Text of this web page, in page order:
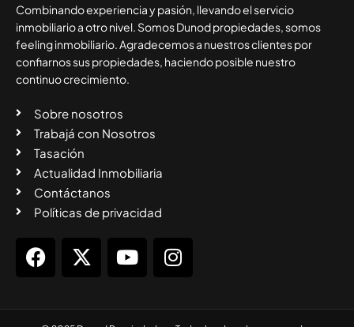
Combinando experiencia y pasión, llevando el servicio
inmobiliario a otro nivel. Somos Dunod propiedades, somos
feeling inmobiliario. Agradecemos a nuestros clientes por
confiarnos sus propiedades, haciendo posible nuestro
continuo crecimiento.
Sobre nosotros
Trabajá con Nosotros
Tasación
Actualidad Inmobiliaria
Contáctanos
Políticas de privacidad